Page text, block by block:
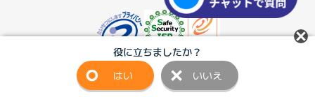
役に立ちましたか？
はい
いいえ
Copyright ©BIGLOBE Inc. 2026. All rights reserved.